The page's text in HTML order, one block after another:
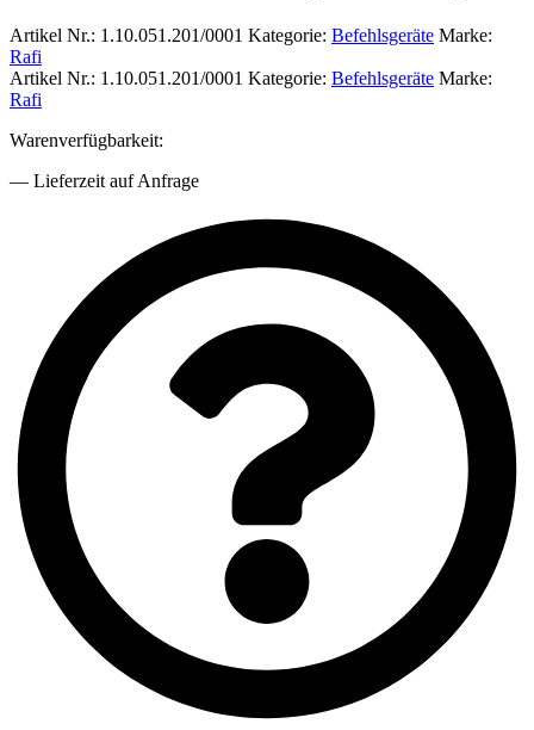
Artikel Nr.: 1.10.051.201/0001 Kategorie: Befehlsgeräte Marke:
Rafi
Artikel Nr.: 1.10.051.201/0001 Kategorie: Befehlsgeräte Marke:
Rafi
Warenverfügbarkeit:
— Lieferzeit auf Anfrage